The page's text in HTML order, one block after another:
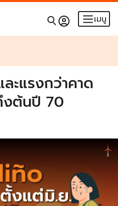
เมนู
ะแรงกว่าคาด
งต้นปี 70